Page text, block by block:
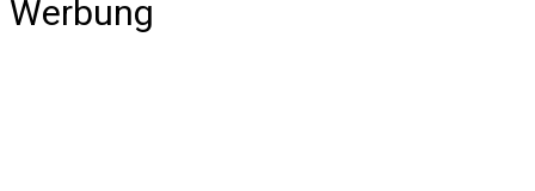
Werbung